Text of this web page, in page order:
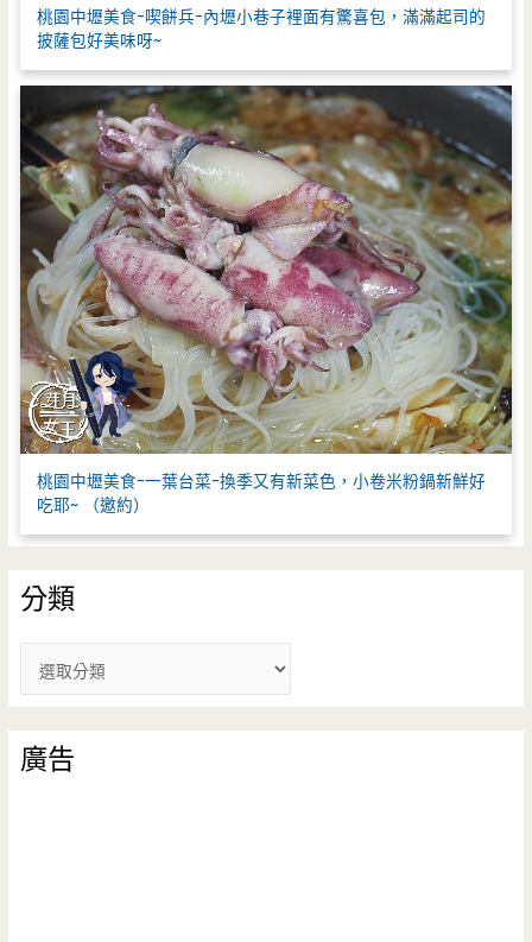
桃園中壢美食-喫餅兵-內壢小巷子裡面有驚喜包，滿滿起司的
披薩包好美味呀~
桃園中壢美食-一葉台菜-換季又有新菜色，小卷米粉鍋新鮮好
吃耶~ （邀約）
分類
類
廣告